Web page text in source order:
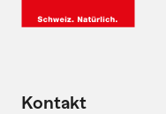
Kontakt